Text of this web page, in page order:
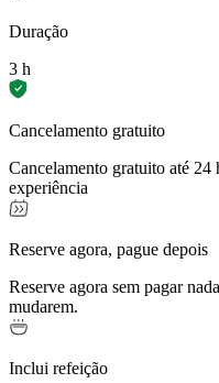
Duração
3 h
Cancelamento gratuito
Cancelamento gratuito até 24
experiência
Reserve agora, pague depois
Reserve agora sem pagar
mudarem.
Inclui refeição